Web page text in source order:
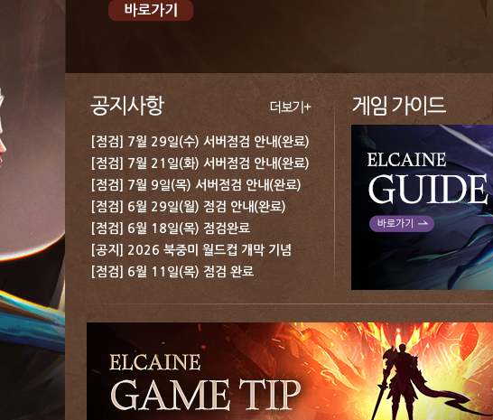
[점검] 7월 29일(수) 서버점검 안내(완료)
[점검] 7월 21일(화) 서버점검 안내(완료)
[점검] 7월 9일(목) 서버점검 안내(완료)
[점검] 6월 29일(월) 점검 안내(완료)
[점검] 6월 18일(목) 점검완료
[공지] 2026 북중미 월드컵 개막 기념 보상 지급 안내
[점검] 6월 11일(목) 점검 완료